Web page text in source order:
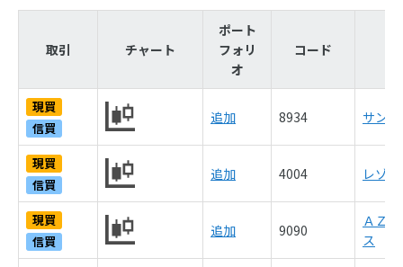
取引 チャート
ポート
フォリ
オ
コード
現買
信買
追加 8934 サン
現買
信買
追加 4004 レゾ
現買
信買
追加 9090
ＡＺ
ス